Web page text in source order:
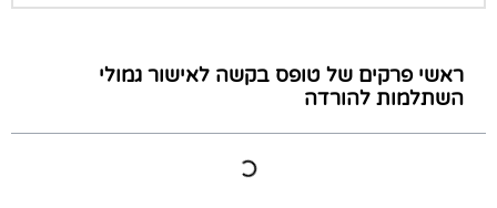
ראשי פרקים של טופס בקשה לאישור גמולי
השתלמות להורדה